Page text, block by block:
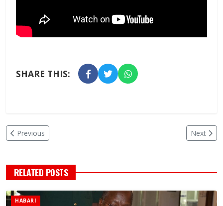
SHARE THIS:
Previous Next
RELATED POSTS
HABARI